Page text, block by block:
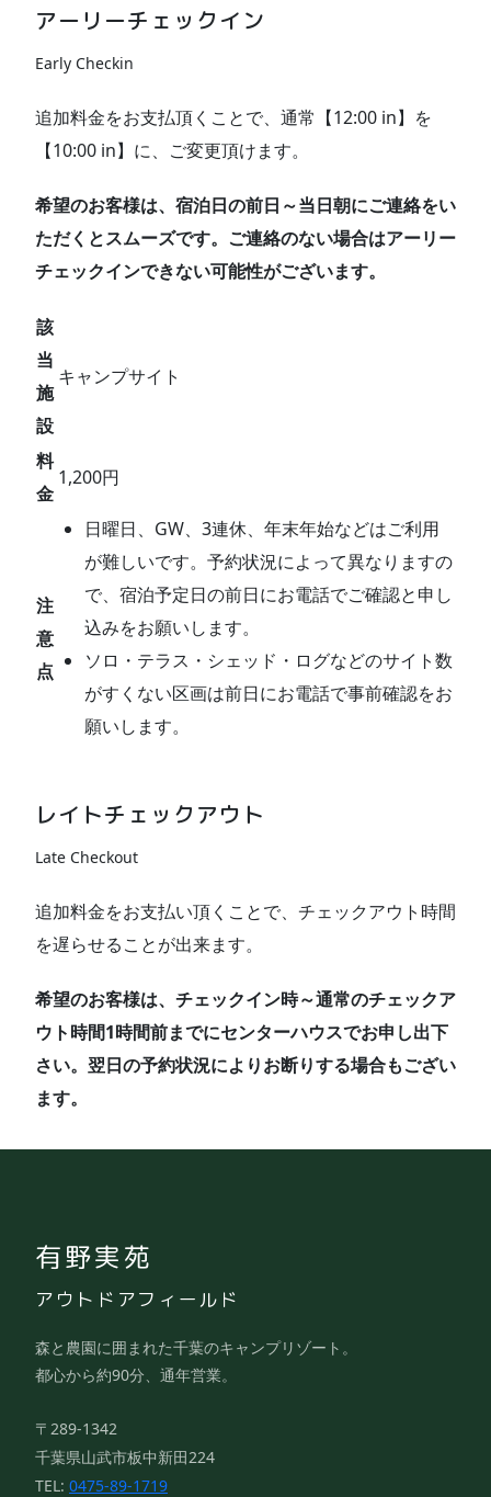
アーリーチェックイン
Early Checkin
追加料金をお支払頂くことで、通常【12:00 in】を
【10:00 in】に、ご変更頂けます。
希望のお客様は、宿泊日の前日～当日朝にご連絡をい
ただくとスムーズです。ご連絡のない場合はアーリー
チェックインできない可能性がございます。
該
当
施
設
キャンプサイト
料
金
1,200円
注
意
点
日曜日、GW、3連休、年末年始などはご利用
が難しいです。予約状況によって異なりますの
で、宿泊予定日の前日にお電話でご確認と申し
込みをお願いします。
ソロ・テラス・シェッド・ログなどのサイト数
がすくない区画は前日にお電話で事前確認をお
願いします。
レイトチェックアウト
Late Checkout
追加料金をお支払い頂くことで、チェックアウト時間
を遅らせることが出来ます。
希望のお客様は、チェックイン時～通常のチェックア
ウト時間1時間前までにセンターハウスでお申し出下
さい。翌日の予約状況によりお断りする場合もござい
ます。
有野実苑
アウトドアフィールド
森と農園に囲まれた千葉のキャンプリゾート。
都心から約90分、通年営業。
〒289-1342
千葉県山武市板中新田224
TEL: 0475-89-1719